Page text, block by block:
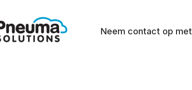
Neem contact op met